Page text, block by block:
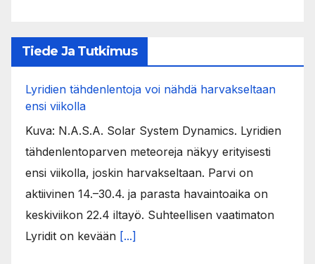
Tiede Ja Tutkimus
Lyridien tähdenlentoja voi nähdä harvakseltaan
ensi viikolla
Kuva: N.A.S.A. Solar System Dynamics. Lyridien
tähdenlentoparven meteoreja näkyy erityisesti
ensi viikolla, joskin harvakseltaan. Parvi on
aktiivinen 14.–30.4. ja parasta havaintoaika on
keskiviikon 22.4 iltayö. Suhteellisen vaatimaton
Lyridit on kevään [...]